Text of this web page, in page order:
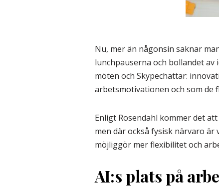
Nu, mer än någonsin saknar
lunchpauserna och bollandet
möten och Skypechattar:
arbetsmotivationen och som de
Enligt Rosendahl kommer det
men där också fysisk närvaro
möjliggör mer flexibilitet och
AI:s plats på